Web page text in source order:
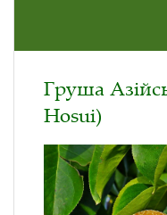
Груша
Hosui)